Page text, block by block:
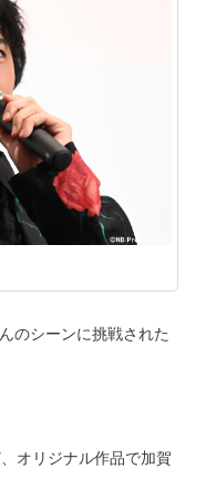
のシーンに挑戦された
オリジナル作品で加賀